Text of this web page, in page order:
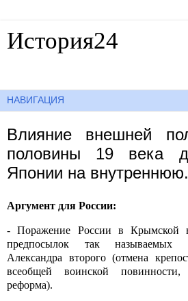
История24
Влияние внешней
половины 19 века
Японии на внутреннюю.
Аргумент для России:
- Поражение России в Крымской
предпосылок так называемых
Александра второго (отмена
всеобщей воинской
реформа).